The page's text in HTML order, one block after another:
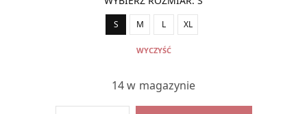
S M L XL
WYCZYŚĆ
14 w magazynie